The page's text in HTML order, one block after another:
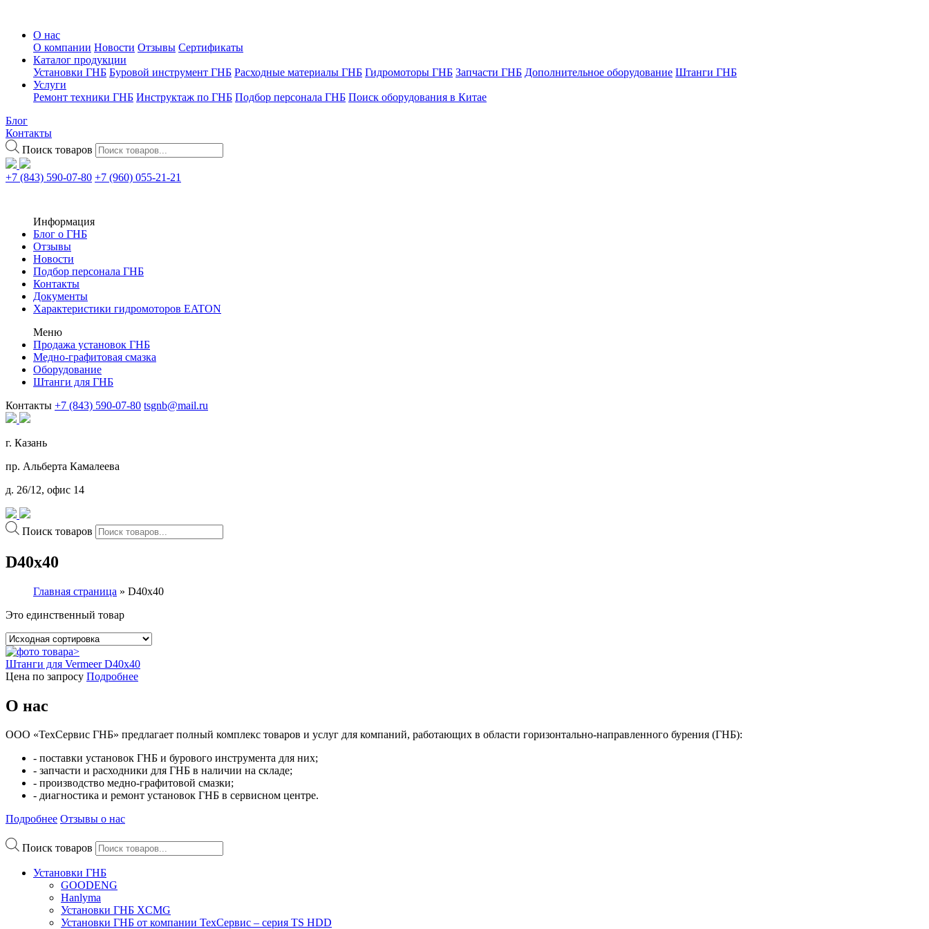
О нас
О компании Новости Отзывы Сертификаты
Каталог продукции
Установки ГНБ Буровой инструмент ГНБ Расходные материалы ГНБ Гидромоторы ГНБ Запчасти ГНБ Дополнительное оборудование Штанги ГНБ
Услуги
Ремонт техники ГНБ Инструктаж по ГНБ Подбор персонала ГНБ Поиск оборудования в Китае
Блог
Контакты
Поиск товаров
+7 (843) 590-07-80 +7 (960) 055-21-21
Информация
Блог о ГНБ
Отзывы
Новости
Подбор персонала ГНБ
Контакты
Документы
Характеристики гидромоторов EATON
Меню
Продажа установок ГНБ
Медно-графитовая смазка
Оборудование
Штанги для ГНБ
Контакты +7 (843) 590-07-80 tsgnb@mail.ru
г. Казань
пр. Альберта Камалеева
д. 26/12, офис 14
Поиск товаров
D40x40
Главная страница » D40x40
Это единственный товар
Штанги для Vermeer D40x40
Цена по запросу Подробнее
О нас
ООО «ТехСервис ГНБ» предлагает полный комплекс товаров и услуг для компаний, работающих в области горизонтально-направленного бурения (ГНБ):
- поставки установок ГНБ и бурового инструмента для них;
- запчасти и расходники для ГНБ в наличии на складе;
- производство медно-графитовой смазки;
- диагностика и ремонт установок ГНБ в сервисном центре.
Подробнее Отзывы о нас
Поиск товаров
Установки ГНБ
GOODENG
Hanlyma
Установки ГНБ XCMG
Установки ГНБ от компании ТехСервис – серия TS HDD